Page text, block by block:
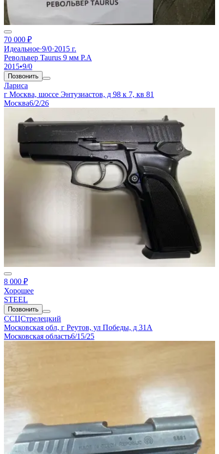
70 000 ₽
Идеальное·9/0·2015 г.
Револьвер Taurus 9 мм P.A
2015•9/0
Позвонить
Лариса
г Москва, шоссе Энтузиастов, д 98 к 7, кв 81
Москва6/2/26
8 000 ₽
Хорошее
STEEL
Позвонить
ССЦСтрелецкий
Московская обл, г Реутов, ул Победы, д 31А
Московская область6/15/25